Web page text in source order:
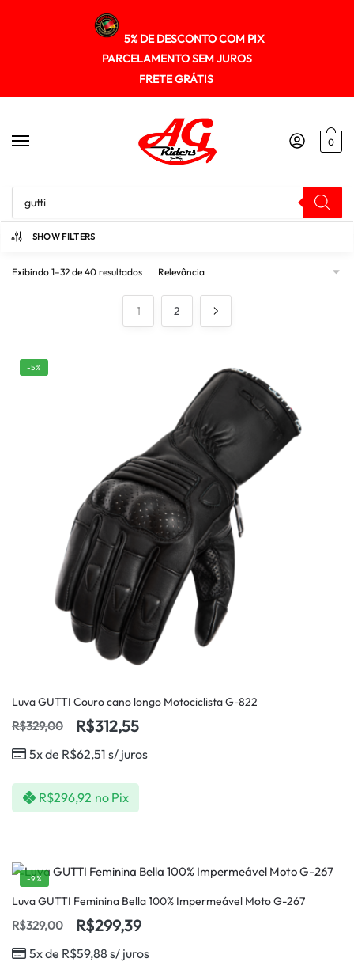
5% DE DESCONTO COM PIX
PARCELAMENTO SEM JUROS
FRETE GRÁTIS
0
Início /
SHOW FILTERS
Exibindo 1–32 de 40 resultados
1 2
-5%
Luva GUTTI Couro cano longo Motociclista G-822
R$329,00 R$312,55
5x de R$62,51 s/ juros
R$296,92 no Pix
-9%
Luva GUTTI Feminina Bella 100% Impermeável Moto G-267
R$329,00 R$299,39
5x de R$59,88 s/ juros